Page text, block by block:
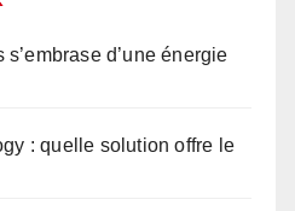
d’une énergie
: quelle solution offre le